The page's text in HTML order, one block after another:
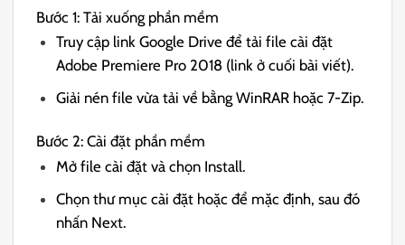
Bước 1: Tải xuống phần mềm
Truy cập link Google Drive để tải file cài đặt
Adobe Premiere Pro 2018 (link ở cuối bài viết).
Giải nén file vừa tải về bằng WinRAR hoặc 7-Zip.
Bước 2: Cài đặt phần mềm
Mở file cài đặt và chọn Install.
Chọn thư mục cài đặt hoặc để mặc định, sau đó
nhấn Next.